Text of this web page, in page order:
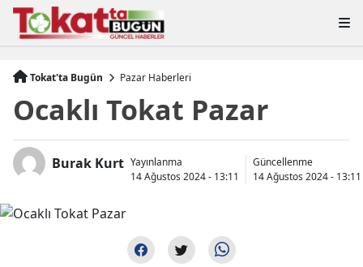
Tokat'ta Bugün Pazar Haberleri
Ocaklı Tokat Pazar
Burak Kurt Yayınlanma
14 Ağustos 2024 - 13:11
Güncellenme
14 Ağustos 2024 - 13:11